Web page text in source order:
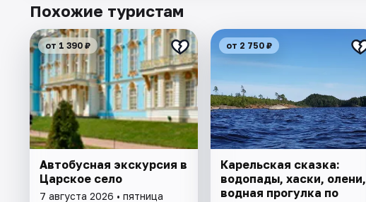
Похожие туристам
от 1 390 ₽
Автобусная экскурсия в
Царское село
7 августа 2026 • пятница
от 2 750 ₽
Карельская сказка:
водопады, хаски, олени,
водная прогулка по